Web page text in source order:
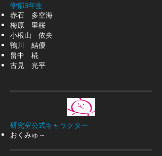
学部3年生
赤石 多空海
梅原 里桜
小根山 依央
鴨川 結優​
畠中 椛
古見 光平
研究室公式キャラクター
​おくみゅ～